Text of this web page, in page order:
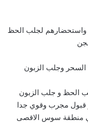
واستحضارهم لجلب الحظ
السحر وجلب الزبون
الحظ و جلب الزبون
قبول مجرب وقوي جدا
في منطقة سوس الاقصى